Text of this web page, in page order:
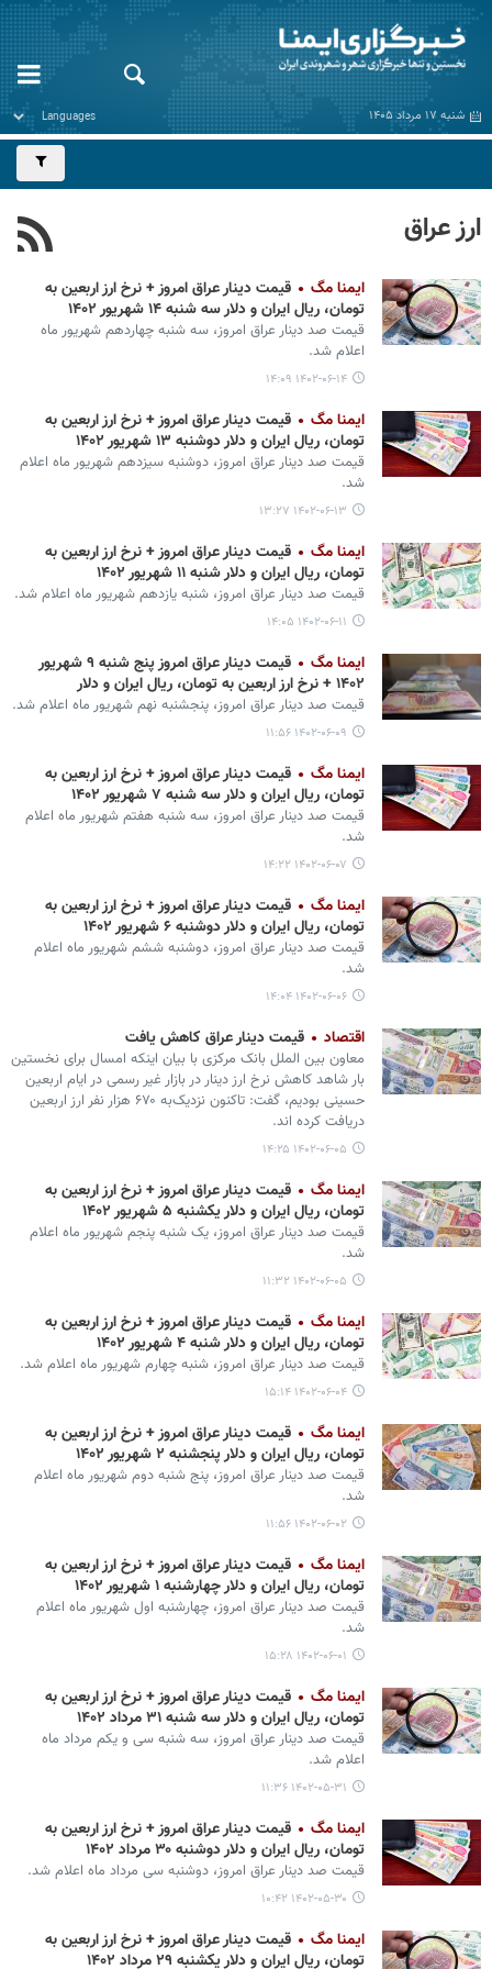
شنبه ۱۷ مرداد ۱۴۰۵
ارز عراق
ایمنا مگ
قیمت دینار عراق امروز + نرخ ارز اربعین به
تومان، ریال ایران و دلار سه شنبه ۱۴ شهریور ۱۴۰۲
قیمت صد دینار عراق امروز، سه شنبه چهاردهم شهریور ماه
اعلام شد.
۱۴۰۲-۰۶-۱۴ ۱۴:۰۹
ایمنا مگ
قیمت دینار عراق امروز + نرخ ارز اربعین به
تومان، ریال ایران و دلار دوشنبه ۱۳ شهریور ۱۴۰۲
قیمت صد دینار عراق امروز، دوشنبه سیزدهم شهریور ماه اعلام
شد.
۱۴۰۲-۰۶-۱۳ ۱۳:۲۷
ایمنا مگ
قیمت دینار عراق امروز + نرخ ارز اربعین به
تومان، ریال ایران و دلار شنبه ۱۱ شهریور ۱۴۰۲
قیمت صد دینار عراق امروز، شنبه یازدهم شهریور ماه اعلام شد.
۱۴۰۲-۰۶-۱۱ ۱۴:۰۵
ایمنا مگ
قیمت دینار عراق امروز پنج شنبه ۹ شهریور
۱۴۰۲ + نرخ ارز اربعین به تومان، ریال ایران و دلار
قیمت صد دینار عراق امروز، پنجشنبه نهم شهریور ماه اعلام شد.
۱۴۰۲-۰۶-۰۹ ۱۱:۵۶
ایمنا مگ
قیمت دینار عراق امروز + نرخ ارز اربعین به
تومان، ریال ایران و دلار سه شنبه ۷ شهریور ۱۴۰۲
قیمت صد دینار عراق امروز، سه شنبه هفتم شهریور ماه اعلام
شد.
۱۴۰۲-۰۶-۰۷ ۱۴:۲۲
ایمنا مگ
قیمت دینار عراق امروز + نرخ ارز اربعین به
تومان، ریال ایران و دلار دوشنبه ۶ شهریور ۱۴۰۲
قیمت صد دینار عراق امروز، دوشنبه ششم شهریور ماه اعلام
شد.
۱۴۰۲-۰۶-۰۶ ۱۴:۰۴
اقتصاد قیمت دینار عراق کاهش یافت
معاون بین الملل بانک مرکزی با بیان اینکه امسال برای نخستین
بار شاهد کاهش نرخ ارز دینار در بازار غیر رسمی در ایام اربعین
حسینی بودیم، گفت: تاکنون نزدیک‌به ۶۷۰ هزار نفر ارز اربعین
دریافت کرده اند.
۱۴۰۲-۰۶-۰۵ ۱۴:۲۵
ایمنا مگ
قیمت دینار عراق امروز + نرخ ارز اربعین به
تومان، ریال ایران و دلار یکشنبه ۵ شهریور ۱۴۰۲
قیمت صد دینار عراق امروز، یک شنبه پنجم شهریور ماه اعلام
شد.
۱۴۰۲-۰۶-۰۵ ۱۱:۳۲
ایمنا مگ
قیمت دینار عراق امروز + نرخ ارز اربعین به
تومان، ریال ایران و دلار شنبه ۴ شهریور ۱۴۰۲
قیمت صد دینار عراق امروز، شنبه چهارم شهریور ماه اعلام شد.
۱۴۰۲-۰۶-۰۴ ۱۵:۱۴
ایمنا مگ
قیمت دینار عراق امروز + نرخ ارز اربعین به
تومان، ریال ایران و دلار پنجشنبه ۲ شهریور ۱۴۰۲
قیمت صد دینار عراق امروز، پنج شنبه دوم شهریور ماه اعلام
شد.
۱۴۰۲-۰۶-۰۲ ۱۱:۵۶
ایمنا مگ
قیمت دینار عراق امروز + نرخ ارز اربعین به
تومان، ریال ایران و دلار چهارشنبه ۱ شهریور ۱۴۰۲
قیمت صد دینار عراق امروز، چهارشنبه اول شهریور ماه اعلام
شد.
۱۴۰۲-۰۶-۰۱ ۱۵:۲۸
ایمنا مگ
قیمت دینار عراق امروز + نرخ ارز اربعین به
تومان، ریال ایران و دلار سه شنبه ۳۱ مرداد ۱۴۰۲
قیمت صد دینار عراق امروز، سه شنبه سی و یکم مرداد ماه
اعلام شد.
۱۴۰۲-۰۵-۳۱ ۱۱:۳۶
ایمنا مگ
قیمت دینار عراق امروز + نرخ ارز اربعین به
تومان، ریال ایران و دلار دوشنبه ۳۰ مرداد ۱۴۰۲
قیمت صد دینار عراق امروز، دوشنبه سی مرداد ماه اعلام شد.
۱۴۰۲-۰۵-۳۰ ۱۰:۴۲
ایمنا مگ
قیمت دینار عراق امروز + نرخ ارز اربعین به
تومان، ریال ایران و دلار یکشنبه ۲۹ مرداد ۱۴۰۲